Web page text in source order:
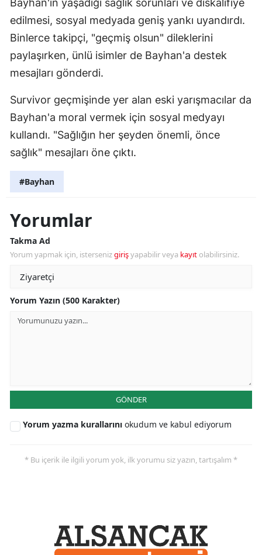
edilmesi, sosyal medyada geniş yankı uyandırdı.
Binlerce takipçi, "geçmiş olsun" dileklerini
paylaşırken, ünlü isimler de Bayhan'a destek
mesajları gönderdi.
Survivor geçmişinde yer alan eski yarışmacılar da
Bayhan'a moral vermek için sosyal medyayı
kullandı. "Sağlığın her şeyden önemli, önce
sağlık" mesajları öne çıktı.
#Bayhan
Yorumlar
Takma Ad
Yorum yapmak için, istersenizgirişyapabilir veya kayıt olabilirsiniz.
Yorum Yazın (500 Karakter)
GÖNDER
Yorum yazma kurallarını okudum ve kabul ediyorum
* Bu içerik ile ilgili yorum yok, ilk yorumu siz yazın, tartışalım *